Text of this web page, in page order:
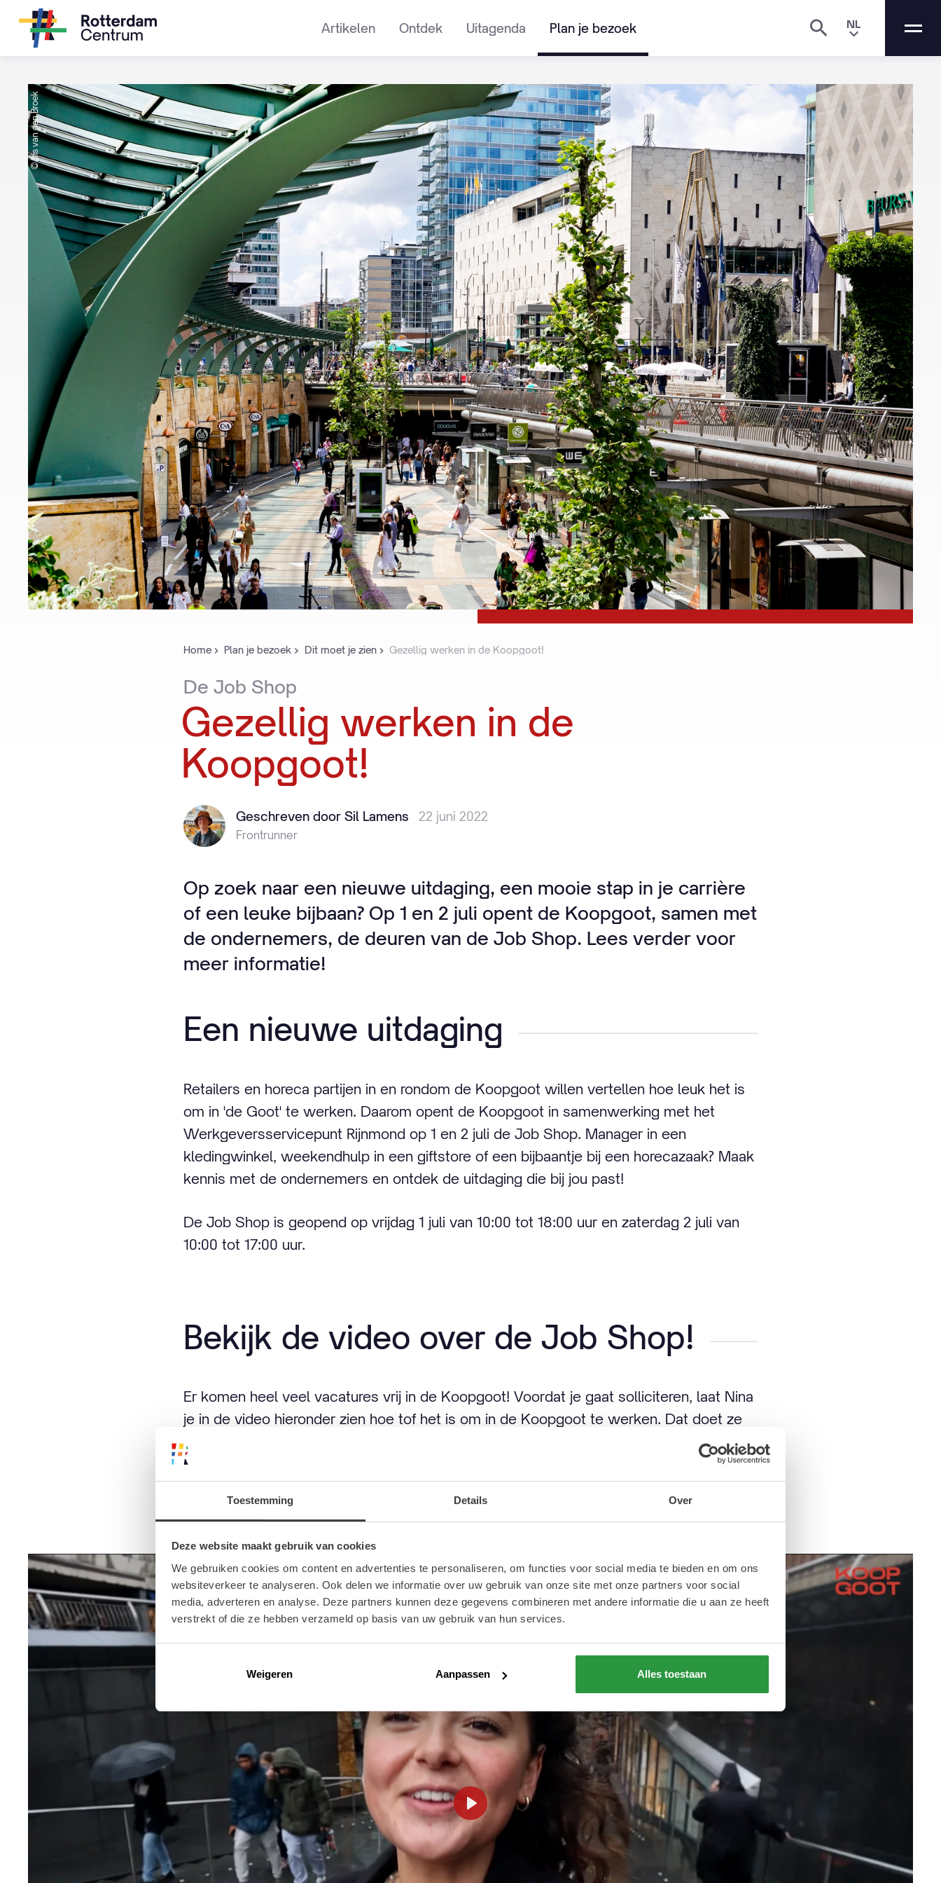
Toestemming Details Over
Deze website maakt gebruik van cookies
We gebruiken cookies om content en advertenties te personaliseren, om functies voor social media te bieden en om ons
websiteverkeer te analyseren. Ook delen we informatie over uw gebruik van onze site met onze partners voor social
media, adverteren en analyse. Deze partners kunnen deze gegevens combineren met andere informatie die u aan ze heeft
verstrekt of die ze hebben verzameld op basis van uw gebruik van hun services.
Weigeren Aanpassen Alles toestaan
Artikelen Ontdek Uitagenda Plan je bezoek NL
Home Plan je bezoek Dit moet je zien Gezellig werken in de Koopgoot!
De Job Shop
Gezellig werken in de
Koopgoot!
© Iris van den Broek
Geschreven door Sil Lamens 22 juni 2022
Frontrunner
Op zoek naar een nieuwe uitdaging, een mooie stap in je carrière
of een leuke bijbaan? Op 1 en 2 juli opent de Koopgoot, samen met
de ondernemers, de deuren van de Job Shop. Lees verder voor
meer informatie!
Een nieuwe uitdaging
Retailers en horeca partijen in en rondom de Koopgoot willen vertellen hoe leuk het is
om in 'de Goot' te werken. Daarom opent de Koopgoot in samenwerking met het
Werkgeversservicepunt Rijnmond op 1 en 2 juli de Job Shop. Manager in een
kledingwinkel, weekendhulp in een giftstore of een bijbaantje bij een horecazaak? Maak
kennis met de ondernemers en ontdek de uitdaging die bij jou past!
De Job Shop is geopend op vrijdag 1 juli van 10:00 tot 18:00 uur en zaterdag 2 juli van
10:00 tot 17:00 uur.
Bekijk de video over de Job Shop!
Er komen heel veel vacatures vrij in de Koopgoot! Voordat je gaat solliciteren, laat Nina
je in de video hieronder zien hoe tof het is om in de Koopgoot te werken. Dat doet ze
door in gesprek te gaan met verschillende werkgevers en werknemers van o.a.
Swatch, HEMA, ECCO en KKEC.
Bekijk de video hieronder!
Play